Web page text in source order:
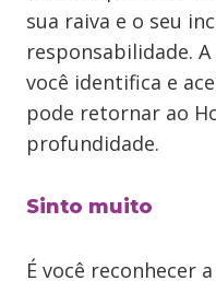
sua raiva e o seu
responsabilidade.
você identifica e
pode retornar ao
profundidade.
Sinto muito
É você reconhecer